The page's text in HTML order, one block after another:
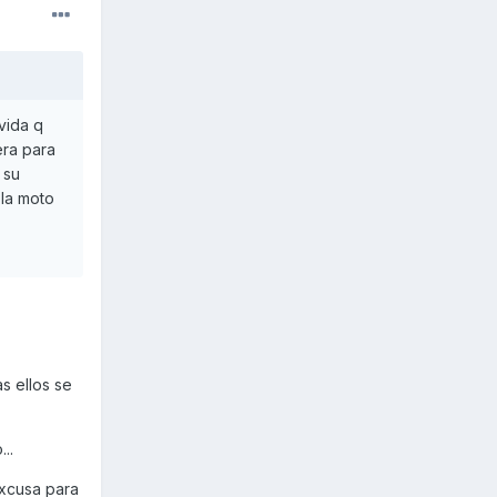
q
para
moto
ellos se
para